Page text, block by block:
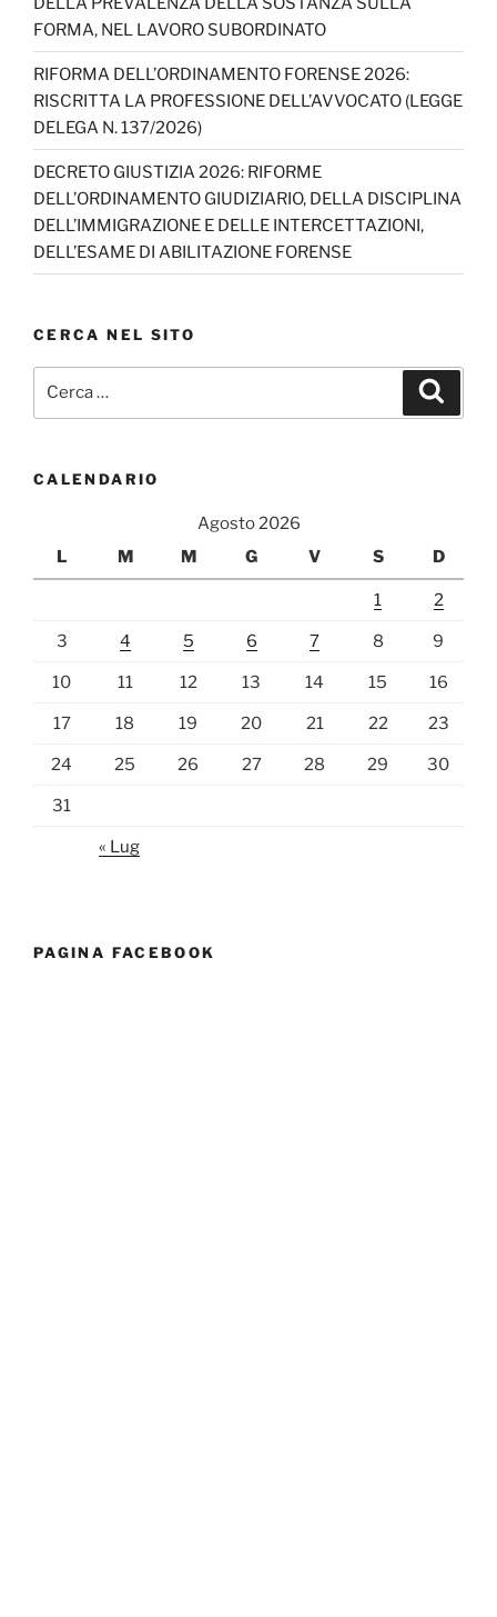
a
n
n
el
FORMA, NEL LAVORO SUBORDINATO
RIFORMA DELL’ORDINAMENTO FORENSE 2026:
RISCRITTA LA PROFESSIONE DELL’AVVOCATO (LEGGE
DELEGA N. 137/2026)
DECRETO GIUSTIZIA 2026: RIFORME
DELL’ORDINAMENTO GIUDIZIARIO, DELLA DISCIPLINA
DELL’IMMIGRAZIONE E DELLE INTERCETTAZIONI,
DELL’ESAME DI ABILITAZIONE FORENSE
CERCA NEL SITO
CALENDARIO
Agosto 2026
L
M M G V S D
1 2
3 4 5 6 7 8 9
10 11 12 13 14 15 16
17 18 19 20 21 22 23
24 25 26 27 28 29 30
31
« Lug
PAGINA FACEBOOK